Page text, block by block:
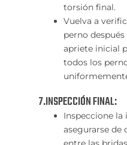
torsión final.
Vuelva a
perno
apriete inicial
todos los
7.INSPECCIÓN FINAL:
Inspeccione la
asegurarse de